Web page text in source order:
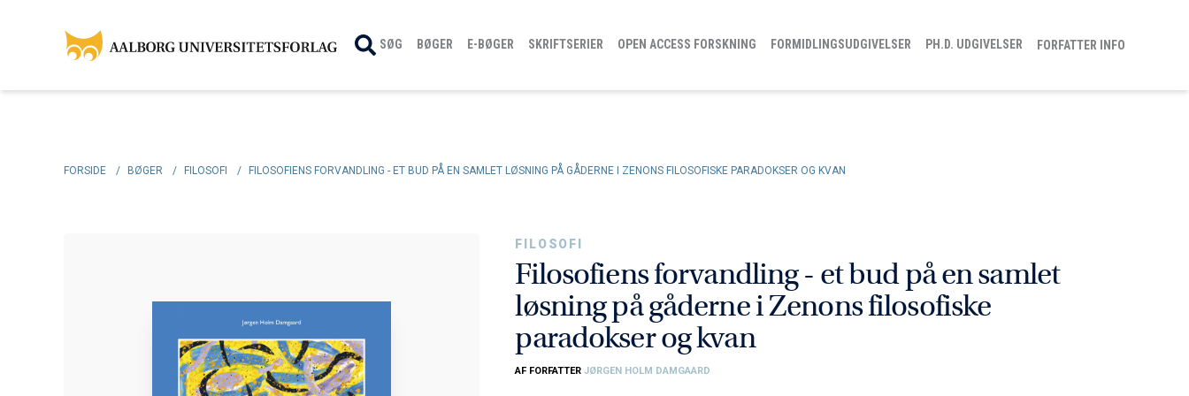
SØG BØGER E-BØGER SKRIFTSERIER OPEN ACCESS FORSKNING FORMIDLINGSUDGIVELSER PH.D. UDGIVELSER FORFATTER INFO
FORSIDE / BØGER / FILOSOFI / FILOSOFIENS FORVANDLING - ET BUD PÅ EN SAMLET LØSNING PÅ GÅDERNE I ZENONS FILOSOFISKE PARADOKSER OG KVAN
FILOSOFI
Filosofiens forvandling - et bud på en samlet
løsning på gåderne i Zenons filosofiske
paradokser og kvan
AF FORFATTERJØRGEN HOLM DAMGAARD